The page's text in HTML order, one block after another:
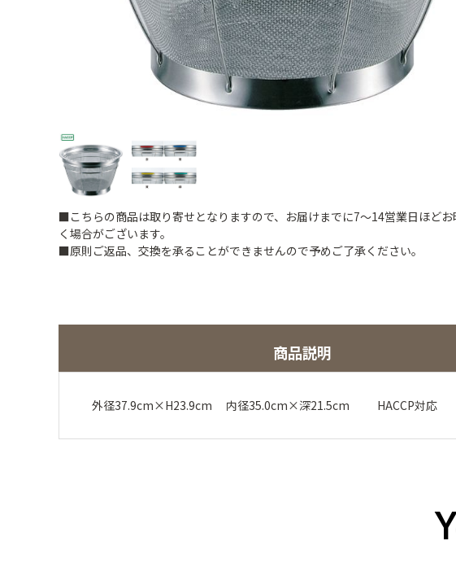
■こちらの商品は取り寄せとなりますので、お届けまでに7～14営業日ほどお
く場合がございます。
■原則ご返品、交換を承ることができませんので予めご了承ください。
商品説明
外径37.9cm×H23.9cm 内径35.0cm×深21.5cm HACCP対応